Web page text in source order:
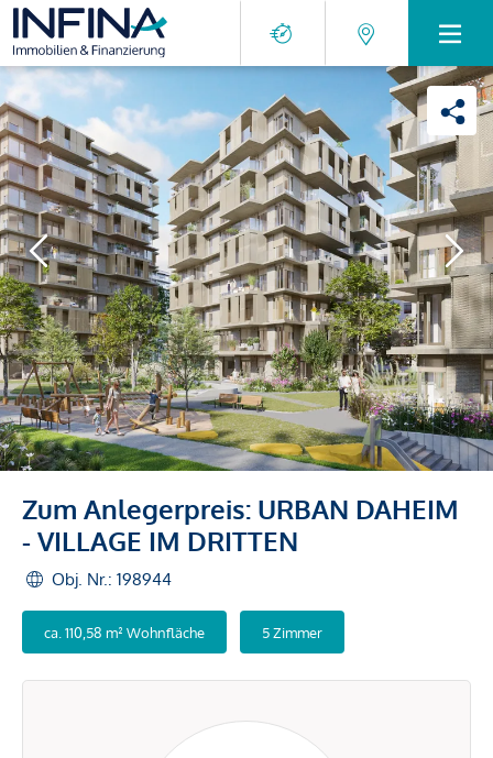
Zum Anlegerpreis: URBAN DAHEIM
- VILLAGE IM DRITTEN
Obj. Nr.: 198944
ca. 110,58 m² Wohnfläche 5 Zimmer